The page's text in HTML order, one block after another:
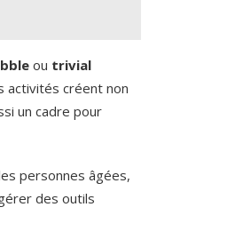
ou trivial
activités créent non
un cadre pour
personnes âgées,
des outils